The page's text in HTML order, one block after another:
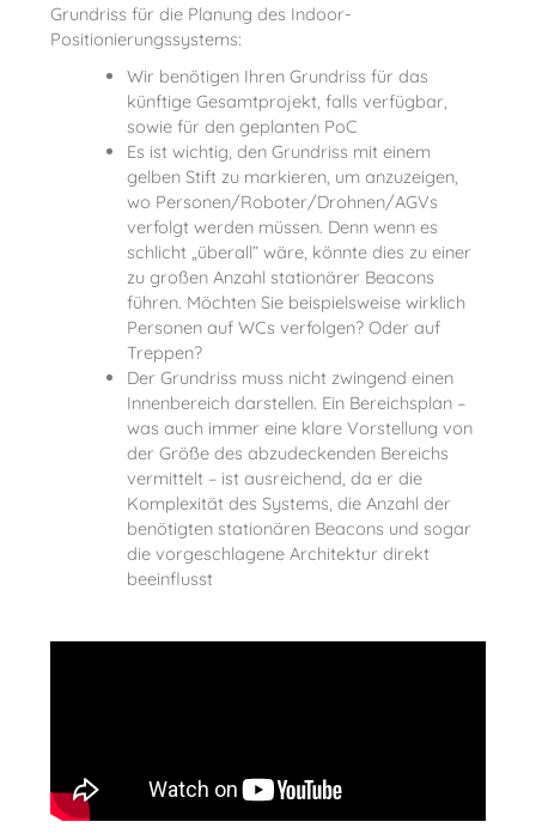
Grundriss für die Planung des Indoor-
Positionierungssystems:
Wir benötigen Ihren Grundriss für das
künftige Gesamtprojekt, falls verfügbar,
sowie für den geplanten PoC
Es ist wichtig, den Grundriss mit einem
gelben Stift zu markieren, um anzuzeigen,
wo Personen/Roboter/Drohnen/AGVs
verfolgt werden müssen. Denn wenn es
schlicht „überall” wäre, könnte dies zu einer
zu großen Anzahl stationärer Beacons
führen. Möchten Sie beispielsweise wirklich
Personen auf WCs verfolgen? Oder auf
Treppen?
Der Grundriss muss nicht zwingend einen
Innenbereich darstellen. Ein Bereichsplan –
was auch immer eine klare Vorstellung von
der Größe des abzudeckenden Bereichs
vermittelt – ist ausreichend, da er die
Komplexität des Systems, die Anzahl der
benötigten stationären Beacons und sogar
die vorgeschlagene Architektur direkt
beeinflusst